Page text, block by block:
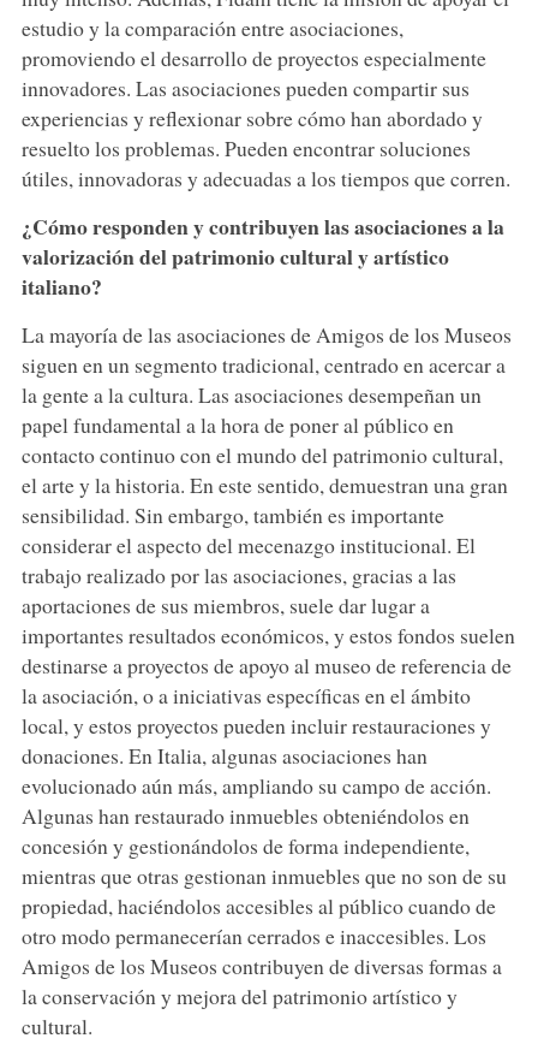
estudio y la comparación entre asociaciones,
promoviendo el desarrollo de proyectos especialmente
innovadores. Las asociaciones pueden compartir sus
experiencias y reflexionar sobre cómo han abordado y
resuelto los problemas. Pueden encontrar soluciones
útiles, innovadoras y adecuadas a los tiempos que corren.
¿Cómo responden y contribuyen las asociaciones a la
valorización del patrimonio cultural y artístico
italiano?
La mayoría de las asociaciones de Amigos de los Museos
siguen en un segmento tradicional, centrado en acercar a
la gente a la cultura. Las asociaciones desempeñan un
papel fundamental a la hora de poner al público en
contacto continuo con el mundo del patrimonio cultural,
el arte y la historia. En este sentido, demuestran una gran
sensibilidad. Sin embargo, también es importante
considerar el aspecto del mecenazgo institucional. El
trabajo realizado por las asociaciones, gracias a las
aportaciones de sus miembros, suele dar lugar a
importantes resultados económicos, y estos fondos suelen
destinarse a proyectos de apoyo al museo de referencia de
la asociación, o a iniciativas específicas en el ámbito
local, y estos proyectos pueden incluir restauraciones y
donaciones. En Italia, algunas asociaciones han
evolucionado aún más, ampliando su campo de acción.
Algunas han restaurado inmuebles obteniéndolos en
concesión y gestionándolos de forma independiente,
mientras que otras gestionan inmuebles que no son de su
propiedad, haciéndolos accesibles al público cuando de
otro modo permanecerían cerrados e inaccesibles. Los
Amigos de los Museos contribuyen de diversas formas a
la conservación y mejora del patrimonio artístico y
cultural.